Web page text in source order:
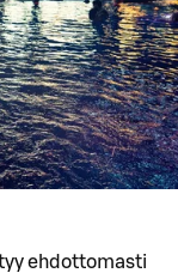
ehdottomasti